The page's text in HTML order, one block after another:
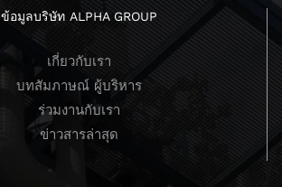
ข้อมูลบริษัท ALPHA GROUP
เกี่ยวกับเรา
บทสัมภาษณ์ ผู้บริหาร
ร่วมงานกับเรา
ข่าวสารล่าสุด